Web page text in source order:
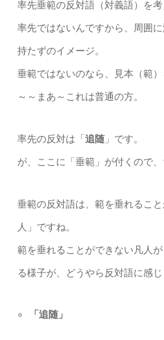
率先垂範の反対語（対義語）を考
率先ではないんですから、周囲
持たずのイメージ。
垂範ではないのなら、見本（範
～～まあ～これは普通の方。
率先の反対は「 追随」です。
が、ここに「垂範」が付くので、
垂範の反対語は、範を垂れるこ
人」ですね。
範を垂れることができない凡人
る様子が、どうやら反対語に感じ
「追随」